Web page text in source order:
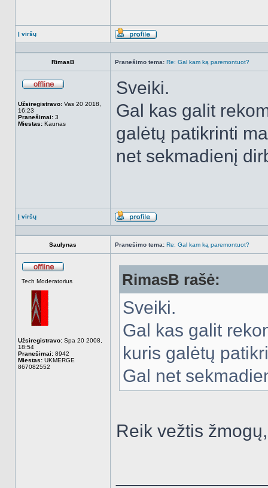
Į viršų
Aprašymas
RimasB Pranešimo tema: Re: Gal kam ką paremontuot?
Užsiregistravo: Vas 20 2018,
16:23
Pranešimai: 3
Miestas: Kaunas
Sveiki.
Gal kas galit
galėtų patikrinti
net sekmadienį
Į viršų
Aprašymas
Saulynas Pranešimo tema: Re: Gal kam ką paremontuot?
Tech Moderatorius
Užsiregistravo: Spa 20 2008,
18:54
Pranešimai: 8942
Miestas: UKMERGE
867082552
RimasB rašė:
Sveiki.
Gal kas galit
kuris galėtų
Gal net
Reik vežtis